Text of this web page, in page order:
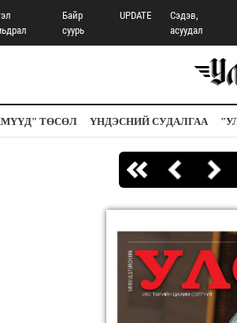
Байр
суурь
UPDATE
Сэдэв,
асуудал
ТӨСӨЛ ҮНДЭСНИЙ СУДАЛГАА
Эхний хуудасБуцах